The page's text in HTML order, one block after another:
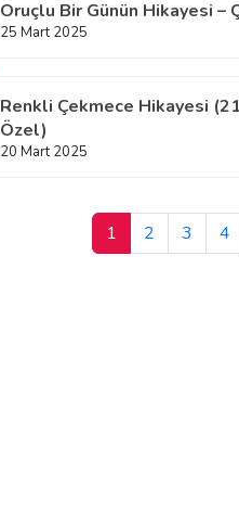
Oruçlu Bir Günün Hikayesi –
25 Mart 2025
Renkli Çekmece Hikayesi
Özel)
20 Mart 2025
1 2 3 4